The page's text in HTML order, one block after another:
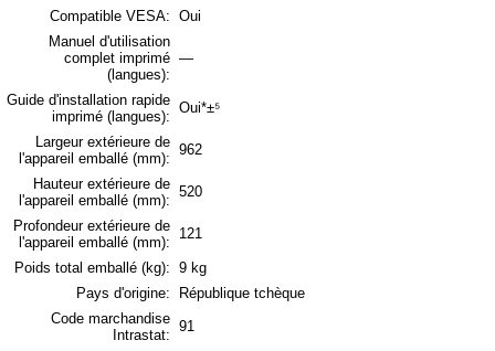
Compatible VESA: Oui
Manuel d'utilisation
complet imprimé
(langues):
—
Guide d'installation rapide
imprimé (langues):
Oui*±⁵
Largeur extérieure de
l'appareil emballé (mm):
962
Hauteur extérieure de
l'appareil emballé (mm):
520
Profondeur extérieure de
l'appareil emballé (mm):
121
Poids total emballé (kg): 9 kg
Pays d'origine:
République tchèque
Code marchandise
Intrastat:
91